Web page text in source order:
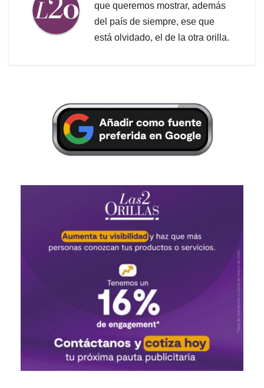
que queremos mostrar, además
del país de siempre, ese que
está olvidado, el de la otra orilla.